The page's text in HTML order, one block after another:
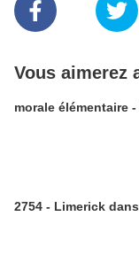
Vous aimerez
morale élémentaire
2754 - Limerick